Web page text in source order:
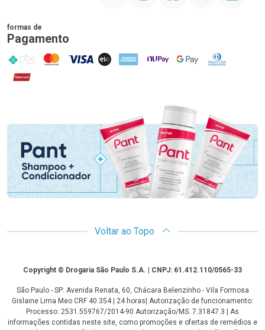
formas de
Pagamento
PIX MasterCard
VISA ELO AMEX NuPay Google PayDiners Club
Hipercard
Promoção em Destaque
Voltar ao Topo
CopyrightCopyright © Drogaria São Paulo S.A. | CNPJ: 61.412.110/0565-33
São Paulo - SP: Avenida Renata, 60, Chácara Belenzinho - Vila Formosa
Gislaine Lima Meo CRF 40.354 | 24 horas| Autorização de funcionamento:
Processo: 2531.559767/2014-90 Autorização/MS: 7.31847.3 | As
informações contidas neste site, como promoções e ofertas de remédios e